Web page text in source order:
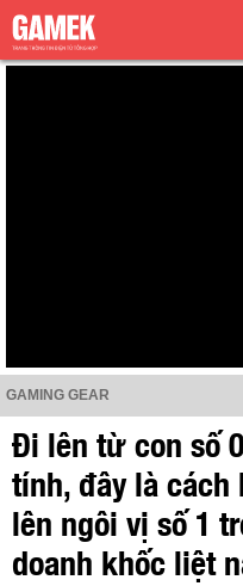
GAMING GEAR
Đi lên từ con số
tính, đây là cách
lên ngôi vị số 1
doanh khốc liệt